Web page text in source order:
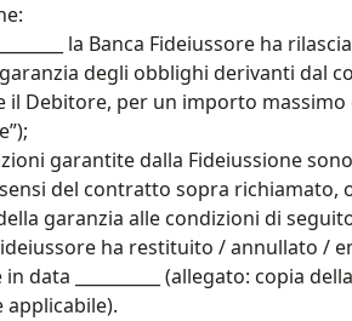
la Banca Fideiussore ha
a garanzia degli obblighi derivanti dal
il Debitore, per un importo massimo
garantite dalla Fideiussione
ai sensi del contratto sopra
garanzia alle condizioni di
ha restituito / annullato /
data __________ (allegato: copia